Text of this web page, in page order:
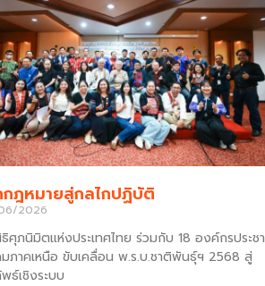
กฎหมายสู่กลไกปฏิบัติ
2026
ศุภนิมิตแห่งประเทศไทย ร่วมกับ 18 องค์กรประชา
ภาคเหนือ ขับเคลื่อน พ.ร.บ.ชาติพันธุ์ฯ 2568 สู่
ธ์เชิงระบบ